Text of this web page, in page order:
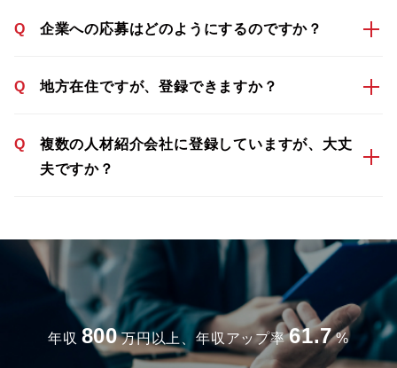
Q 企業への応募はどのようにするのですか？
Q 地方在住ですが、登録できますか？
Q
複数の人材紹介会社に登録していますが、大丈
夫ですか？
年収 800 万円以上、年収アップ率 61.7 %